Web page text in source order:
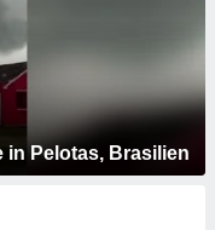
in Pelotas, Brasilien